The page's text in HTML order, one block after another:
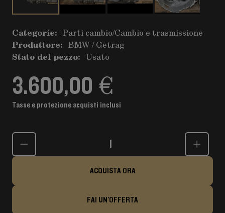
Categorie: Parti cambio/Cambio e trasmissione
Produttore: BMW / Getrag
Stato del pezzo: Usato
3.600,00 €
Tasse e protezione acquisti inclusi
Quantità
ACQUISTA ORA
FAI UN'OFFERTA